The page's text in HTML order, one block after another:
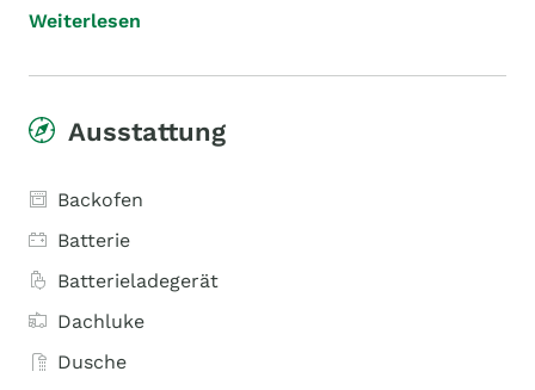
Weiterlesen
Ausstattung
Backofen
Batterie
Batterieladegerät
Dachluke
Dusche